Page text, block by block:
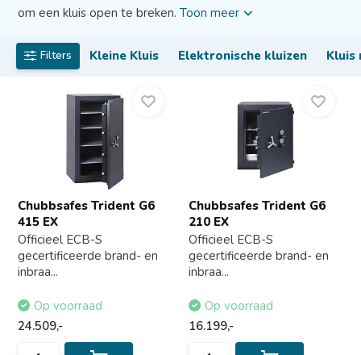
om een kluis open te breken.Toon meer
Filters Kleine Kluis Elektronische kluizen
Chubbsafes Trident G6
415 EX
Officieel ECB-S
gecertificeerde brand- en
inbraa...
Op voorraad
24.509,-
Chubbsafes Trident G6
210 EX
Officieel ECB-S
gecertificeerde brand- en
inbraa...
Op voorraad
16.199,-